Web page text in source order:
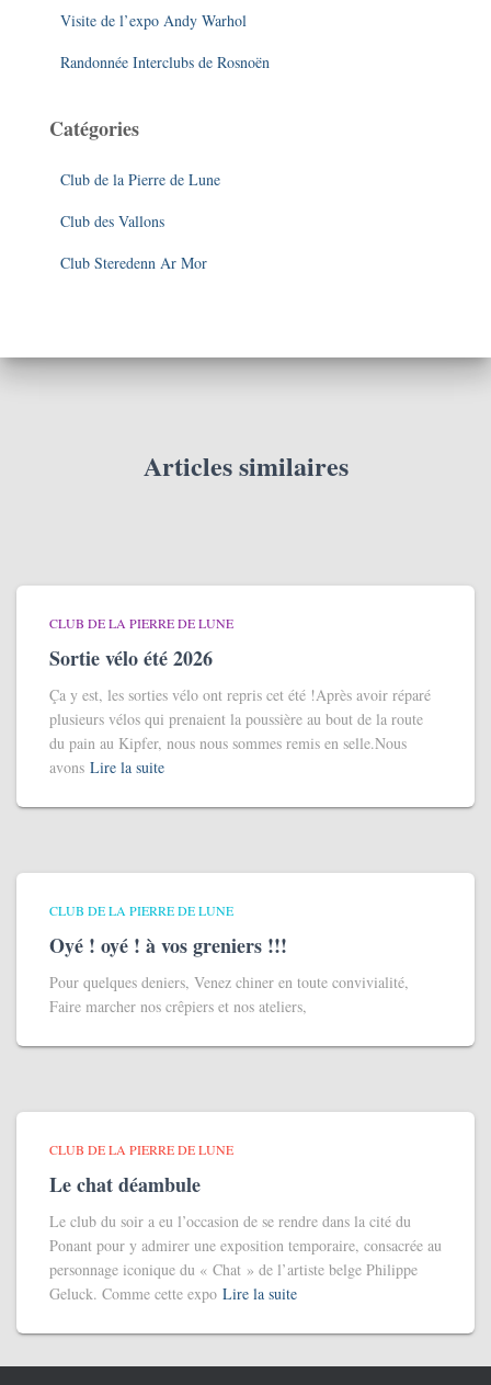
Visite de l’expo Andy Warhol
Randonnée Interclubs de Rosnoën
Catégories
Club de la Pierre de Lune
Club des Vallons
Club Steredenn Ar Mor
Articles similaires
CLUB DE LA PIERRE DE LUNE
Sortie vélo été 2026
Ça y est, les sorties vélo ont repris cet été !Après avoir réparé
plusieurs vélos qui prenaient la poussière au bout de la route
du pain au Kipfer, nous nous sommes remis en selle.Nous
avons Lire la suite
CLUB DE LA PIERRE DE LUNE
Oyé ! oyé ! à vos greniers !!!
Pour quelques deniers, Venez chiner en toute convivialité,
Faire marcher nos crêpiers et nos ateliers,
CLUB DE LA PIERRE DE LUNE
Le chat déambule
Le club du soir a eu l’occasion de se rendre dans la cité du
Ponant pour y admirer une exposition temporaire, consacrée au
personnage iconique du « Chat » de l’artiste belge Philippe
Geluck. Comme cette expo Lire la suite